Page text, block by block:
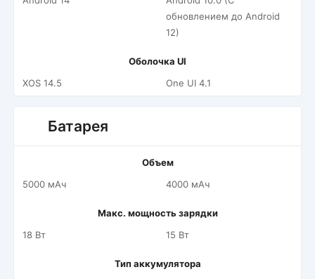
обновлением до Android
12)
Оболочка UI
XOS 14.5
One UI 4.1
Батарея
Объем
5000 мАч
4000 мАч
Макс. мощность зарядки
18 Вт
15 Вт
Тип аккумулятора